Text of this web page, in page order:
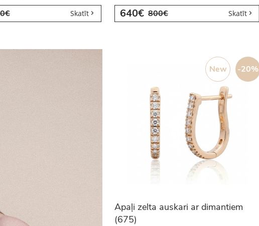
Skatīt 640€ 800€ Skatīt
-20%
New
Apaļi zelta auskari ar dimantiem
(675)